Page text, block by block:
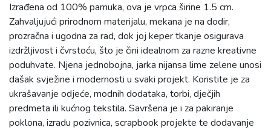
Izrađena od 100% pamuka, ova je vrpca širine 1.5 cm.
Zahvaljujući prirodnom materijalu, mekana je na dodir,
prozračna i ugodna za rad, dok joj keper tkanje osigurava
izdržljivost i čvrstoću, što je čini idealnom za razne kreativne
poduhvate. Njena jednobojna, jarka nijansa lime zelene unosi
dašak svježine i modernosti u svaki projekt. Koristite je za
ukrašavanje odjeće, modnih dodataka, torbi, dječjih
predmeta ili kućnog tekstila. Savršena je i za pakiranje
poklona, izradu pozivnica, scrapbook projekte te dodavanje